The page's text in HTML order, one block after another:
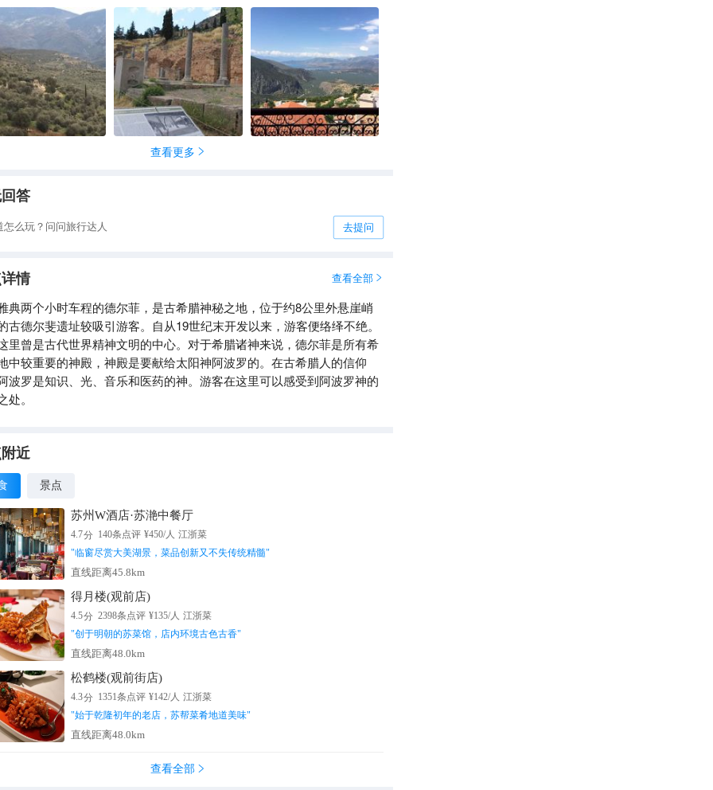
因此神庙的祭司有权安排参加仪式的优先权（Προμαντεία /
）。参加者先向神献上适当的礼物，然后由祭司向一头山羊身上泼
冷水，如果它不因此而战栗则被认为是不祥之兆，仪式将不会进行；而
拜者被接受，山羊将被进献，而他可以进入神殿向女预言者提出问题，
这个问题被回答与否就取决于神的旨意了。
查看更多 
答
怎么玩？问问旅行达人 去提问
情 查看全部 
典两个小时车程的德尔菲，是古希腊神秘之地，位于约8公里外悬崖峭
古德尔斐遗址较吸引游客。自从19世纪末开发以来，游客便络绎不绝。
里曾是古代世界精神文明的中心。对于希腊诸神来说，德尔菲是所有希
中较重要的神殿，神殿是要献给太阳神阿波罗的。在古希腊人的信仰
波罗是知识、光、音乐和医药的神。游客在这里可以感受到阿波罗神的
处。
近
景点
苏州W酒店·苏滟中餐厅
4.7分 140条点评 ¥450/人 江浙菜
"临窗尽赏大美湖景，菜品创新又不失传统精髓"
直线距离45.8km
得月楼(观前店)
4.5分 2398条点评 ¥135/人 江浙菜
"创于明朝的苏菜馆，店内环境古色古香"
直线距离48.0km
松鹤楼(观前街店)
4.3分 1351条点评 ¥142/人 江浙菜
"始于乾隆初年的老店，苏帮菜肴地道美味"
直线距离48.0km
查看全部 